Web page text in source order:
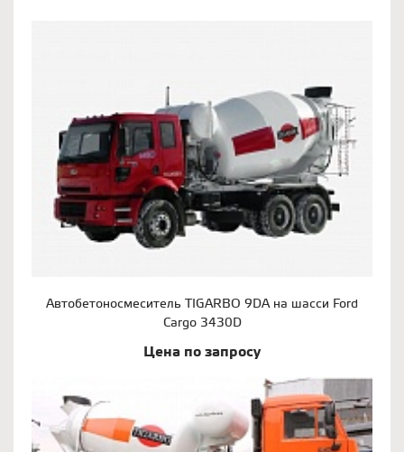
Автобетоносмеситель TIGARBO 9DA на шасси Ford
Cargo 3430D
Цена по запросу